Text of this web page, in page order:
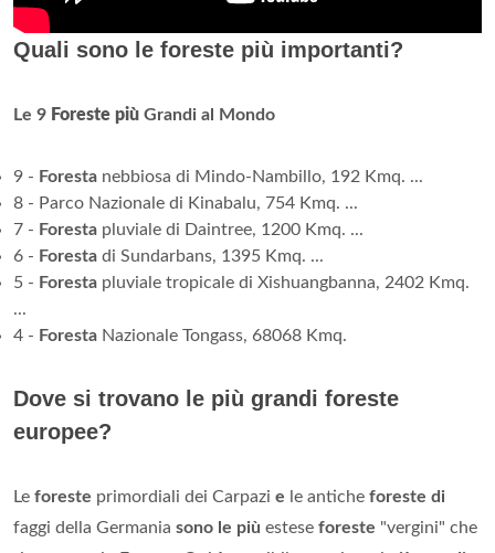
Quali sono le foreste più importanti?
Le 9 Foreste più Grandi al Mondo
9 - Foresta nebbiosa di Mindo-Nambillo, 192 Kmq. ...
8 - Parco Nazionale di Kinabalu, 754 Kmq. ...
7 - Foresta pluviale di Daintree, 1200 Kmq. ...
6 - Foresta di Sundarbans, 1395 Kmq. ...
5 - Foresta pluviale tropicale di Xishuangbanna, 2402 Kmq.
...
4 - Foresta Nazionale Tongass, 68068 Kmq.
Dove si trovano le più grandi foreste
europee?
Le foreste primordiali dei Carpazi e le antiche foreste di
faggi della Germania sono le più estese foreste "vergini" che